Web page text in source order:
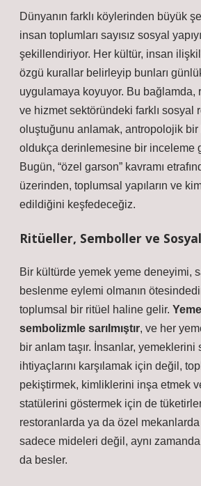
Dünyanın farklı köylerinden büyük
insan toplumları sayısız sosyal
şekillendiriyor. Her kültür, insan
özgü kurallar belirleyip bunları
uygulamaya koyuyor. Bu bağlamda,
ve hizmet sektöründeki farklı sosyal
oluştuğunu anlamak, antropolojik bir
oldukça derinlemesine bir inceleme
Bugün, “özel garson” kavramı
üzerinden, toplumsal yapıların ve
edildiğini keşfedeceğiz.
Ritüeller, Semboller ve
Bir kültürde yemek yeme deneyimi,
beslenme eylemi olmanın
toplumsal bir ritüel haline gelir.
sembolizmle sarılmıştır, ve her
bir anlam taşır. İnsanlar, yemeklerini
ihtiyaçlarını karşılamak için değil,
pekiştirmek, kimliklerini inşa etmek
statülerini göstermek için de
restoranlarda ya da özel
sadece mideleri değil, aynı zamanda
da besler.